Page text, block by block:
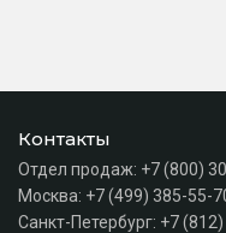
Контакты
Отдел продаж: +7 (800)
Москва: +7 (499) 385-55-
Санкт-Петербург: +7